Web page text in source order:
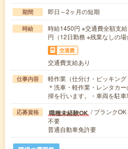
期間 即日～2ヶ月の短期
時給
時給1450円 ※交通費全額支
円（12日勤務 ※残業なしの場
交通費
交通費支給あり
仕事内容
軽作業（仕分け・ピッキング
＊洗車・軽作業・レンタカ
掃を行います。・車両を駐
応募資格 職種未経験OK / ブランク
不要
普通自動車免許要